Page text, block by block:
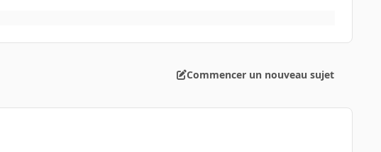
Commencer un nouveau sujet